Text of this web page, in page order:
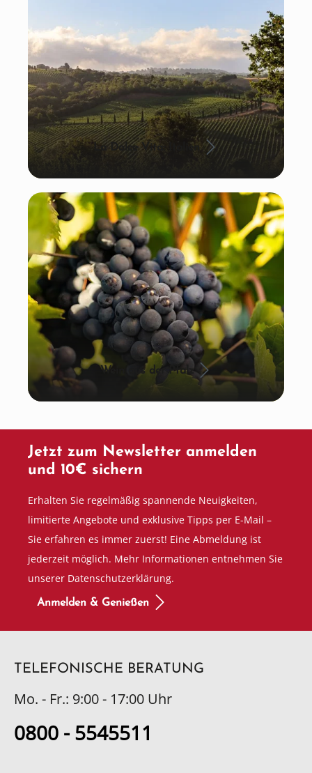
La Dolce Vita: Italien
Wein aus der Pfalz
Jetzt zum Newsletter anmelden
und 10€ sichern
Erhalten Sie regelmäßig spannende Neuigkeiten,
limitierte Angebote und exklusive Tipps per E-Mail –
Sie erfahren es immer zuerst! Eine Abmeldung ist
jederzeit möglich. Mehr Informationen entnehmen Sie
unserer Datenschutzerklärung.
Anmelden & Genießen
TELEFONISCHE BERATUNG
Mo. - Fr.: 9:00 - 17:00 Uhr
0800 - 5545511